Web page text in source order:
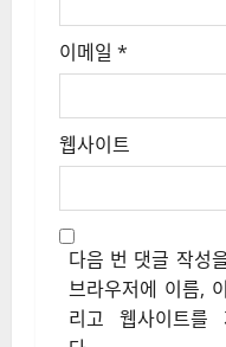
이메일 *
웹사이트
다음 번 댓글 작성
브라우저에 이름,
리고 웹사이트를